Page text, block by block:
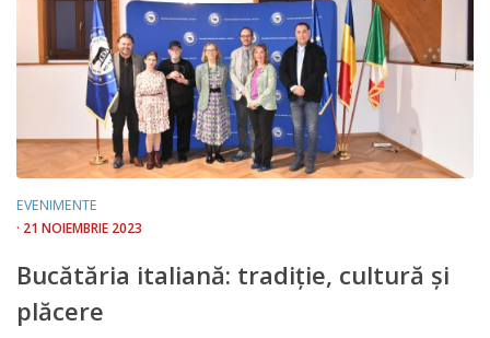
EVENIMENTE
· 21 NOIEMBRIE 2023
Bucătăria italiană: tradiție, cultură și
plăcere